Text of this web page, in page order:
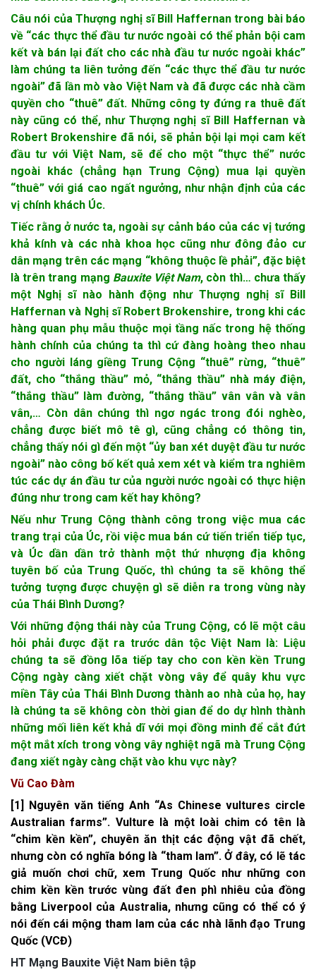
Câu nói của Thượng nghị sĩ Bill Haffernan trong bài báo
về “các thực thể đầu tư nước ngoài có thể phản bội cam
kết và bán lại đất cho các nhà đầu tư nước ngoài khác”
làm chúng ta liên tưởng đến “các thực thể đầu tư nước
ngoài” đã lần mò vào Việt Nam và đã được các nhà cầm
quyền cho “thuê” đất. Những công ty đứng ra thuê đất
này cũng có thể, như Thượng nghị sĩ Bill Haffernan và
Robert Brokenshire đã nói, sẽ phản bội lại mọi cam kết
đầu tư với Việt Nam, sẽ để cho một “thực thể” nước
ngoài khác (chẳng hạn Trung Cộng) mua lại quyền
“thuê” với giá cao ngất ngưởng, như nhận định của các
vị chính khách Úc.
Tiếc rằng ở nước ta, ngoài sự cảnh báo của các vị tướng
khả kính và các nhà khoa học cũng như đông đảo cư
dân mạng trên các mạng “không thuộc lề phải”, đặc biệt
là trên trang mạng Bauxite Việt Nam, còn thì… chưa thấy
một Nghị sĩ nào hành động như Thượng nghị sĩ Bill
Haffernan và Nghị sĩ Robert Brokenshire, trong khi các
hàng quan phụ mẫu thuộc mọi tầng nấc trong hệ thống
hành chính của chúng ta thì cứ đàng hoàng theo nhau
cho người láng giềng Trung Cộng “thuê” rừng, “thuê”
đất, cho “thắng thầu” mỏ, “thắng thầu” nhà máy điện,
“thắng thầu” làm đường, “thắng thầu” vân vân và vân
vân,… Còn dân chúng thì ngơ ngác trong đói nghèo,
chẳng được biết mô tê gì, cũng chẳng có thông tin,
chẳng thấy nói gì đến một “ủy ban xét duyệt đầu tư nước
ngoài” nào công bố kết quả xem xét và kiểm tra nghiêm
túc các dự án đầu tư của người nước ngoài có thực hiện
đúng như trong cam kết hay không?
Nếu như Trung Cộng thành công trong việc mua các
trang trại của Úc, rồi việc mua bán cứ tiến triển tiếp tục,
và Úc dần dần trở thành một thứ nhượng địa không
tuyên bố của Trung Quốc, thì chúng ta sẽ không thể
tưởng tượng được chuyện gì sẽ diễn ra trong vùng này
của Thái Bình Dương?
Với những động thái này của Trung Cộng, có lẽ một câu
hỏi phải được đặt ra trước dân tộc Việt Nam là: Liệu
chúng ta sẽ đồng lõa tiếp tay cho con kền kền Trung
Cộng ngày càng xiết chặt vòng vây để quây khu vực
miền Tây của Thái Bình Dương thành ao nhà của họ, hay
là chúng ta sẽ không còn thời gian để do dự hình thành
những mối liên kết khả dĩ với mọi đồng minh để cắt đứt
một mắt xích trong vòng vây nghiệt ngã mà Trung Cộng
đang xiết ngày càng chặt vào khu vực này?
Vũ Cao Đàm
[1] Nguyên văn tiếng Anh “As Chinese vultures circle
Australian farms”. Vulture là một loài chim có tên là
“chim kền kền”, chuyên ăn thịt các động vật đã chết,
nhưng còn có nghĩa bóng là “tham lam”. Ở đây, có lẽ tác
giả muốn chơi chữ, xem Trung Quốc như những con
chim kền kền trước vùng đất đen phì nhiêu của đồng
bằng Liverpool của Australia, nhưng cũng có thể có ý
nói đến cái mộng tham lam của các nhà lãnh đạo Trung
Quốc (VCĐ)
HT Mạng Bauxite Việt Nam biên tập